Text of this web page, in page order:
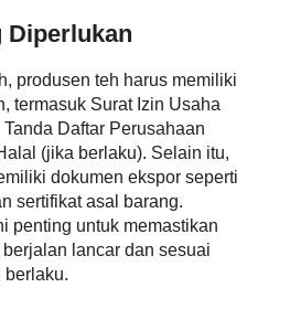
Diperlukan
produsen teh harus memiliki
termasuk Surat Izin Usaha
Daftar Perusahaan
(jika berlaku). Selain itu,
dokumen ekspor seperti
sertifikat asal barang.
penting untuk memastikan
lancar dan sesuai
berlaku.